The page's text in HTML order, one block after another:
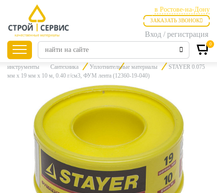
в Ростове-на-Дону
в Ростове-на-Дону
в Таганроге
ЗАКАЗАТЬ ЗВОНОК
Вход / регистрация
Листовые
материалы
Утепление
Материалы для
отделки
0
Главная Продукция Инструменты
Инженерная сантехника и
инструменты
Сантехника Уплотнительные материалы
STAYER 0.075
мм х 19 мм х 10 м, 0.40 г/см3, ФУМ лента (12360-19-040)